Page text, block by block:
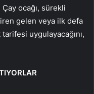
ocağı, sürekli
gelen veya ilk defa
uygulayacağını,